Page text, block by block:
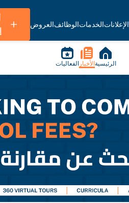
الإعلاناتالخدماتالوظائفالعروض
الرئيسية الأخبار الفعاليات